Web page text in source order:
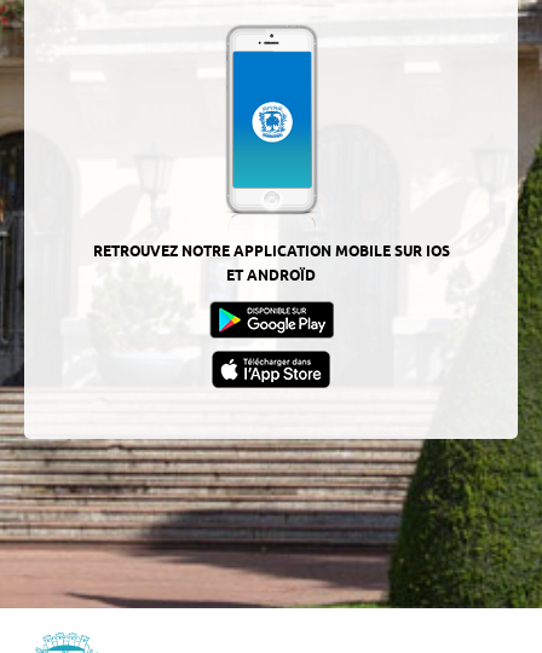
RETROUVEZ NOTRE APPLICATION MOBILE SUR IOS
ET ANDROÏD